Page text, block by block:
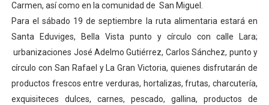
Carmen, así como en la comunidad de San Miguel.
Para el sábado 19 de septiembre la ruta alimentaria estará en
Santa Eduviges, Bella Vista punto y círculo con calle Lara;
urbanizaciones José Adelmo Gutiérrez, Carlos Sánchez, punto y
círculo con San Rafael y La Gran Victoria, quienes disfrutarán de
productos frescos entre verduras, hortalizas, frutas, charcutería,
exquisiteces dulces, carnes, pescado, gallina, productos de